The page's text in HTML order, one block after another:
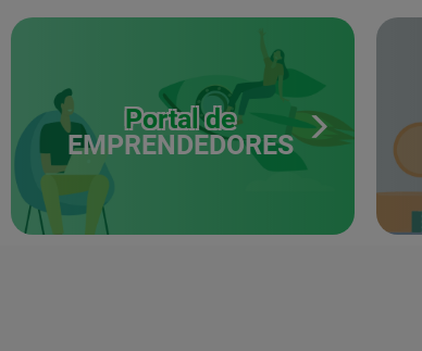
Portal de
EMPRENDEDORES